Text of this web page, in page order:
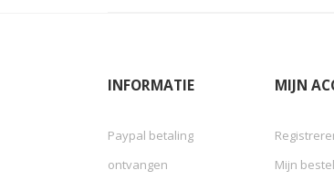
INFORMATIE
Paypal betaling
ontvangen
MIJN
Mijn